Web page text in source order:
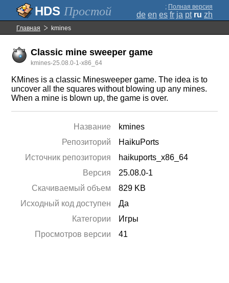
Простой ; Полная версия
de en es fr ja pt ru zh
Главная kmines
Classic mine sweeper game
kmines-25.08.0-1-x86_64
KMines is a classic Minesweeper game. The idea is to
uncover all the squares without blowing up any mines.
When a mine is blown up, the game is over.
Название
kmines
Репозиторий
HaikuPorts
Источник репозитория
haikuports_x86_64
Версия
25.08.0-1
Скачиваемый объем
829 KB
Исходный код доступен
Да
Категории
Игры
Просмотров версии
41